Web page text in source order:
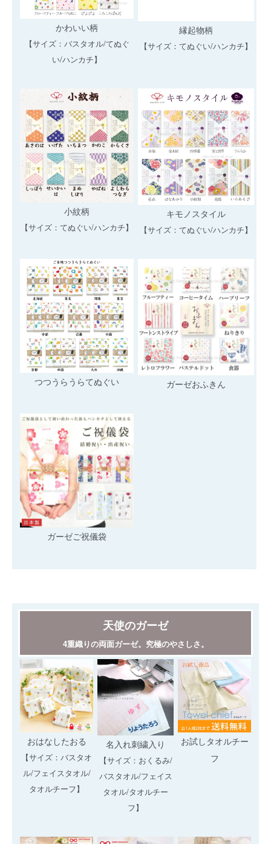
かわいい柄
【サイズ：バスタオル/てぬぐ
い/ハンカチ】
縁起物柄
【サイズ：てぬぐい/ハンカチ】
小紋柄
【サイズ：てぬぐい/ハンカチ】
キモノスタイル
【サイズ：てぬぐい/ハンカチ】
つつうらうらてぬぐい ガーゼおふきん
ガーゼご祝儀袋
天使のガーゼ
4重織りの両面ガーゼ。究極のやさしさ。
おはなしたおる
【サイズ：バスタオ
ル/フェイスタオル/
タオルチーフ】
名入れ刺繍入り
【サイズ：おくるみ/
バスタオル/フェイス
タオル/タオルチー
フ】
お試しタオルチー
フ